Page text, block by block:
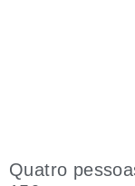
Quatro